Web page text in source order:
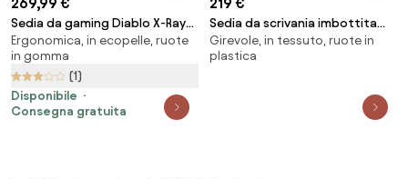
269,99 €
Sedia da gaming Diablo X-Ray
2.0 King Size: Nero e Grigio
Ergonomica, in ecopelle, ruote
in gomma
(1)
Disponibile
Consegna gratuita
219 €
Sedia da scrivania imbottita
con seduta stretta Fiji
Girevole, in tessuto, ruote in
plastica